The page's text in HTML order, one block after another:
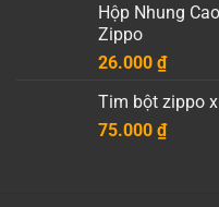
Hộp Nhung
Zippo
26.000 ₫
Tim bột zippo
75.000 ₫